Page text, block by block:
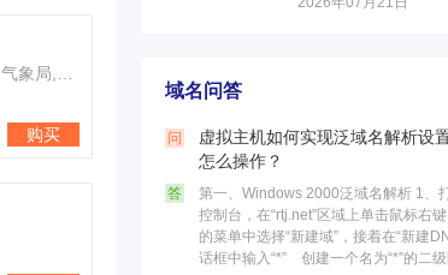
购买
域名问答
问
虚拟主机如何实现泛域名解析设
怎么操作？
答
第一、Windows 2000泛域名解析 1、打开DNS
控制台，在“rtj.net”区域上单击鼠标右
的菜单中选择“新建域”，接着在“新建
话框中输入“*” 创建一个名为“*”的二